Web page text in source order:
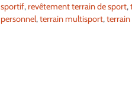
sportif,revêtement terrain de sport,
personnel,terrain multisport,terrain